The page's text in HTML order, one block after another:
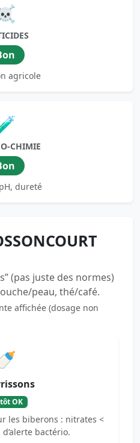
agricole
CHIMIE
dureté
(pas juste des normes)
peau, thé/café.
affichée (dosage non
OK
les biberons : nitrates <
bactério.